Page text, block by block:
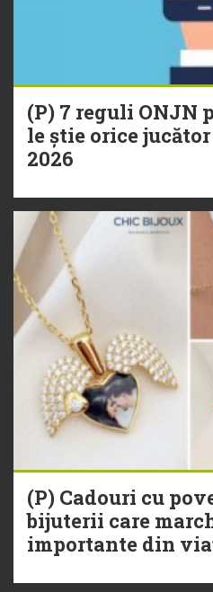
(P) 7 reguli ONJN
le știe orice
2026
(P) Cadouri cu
bijuterii care
importante din